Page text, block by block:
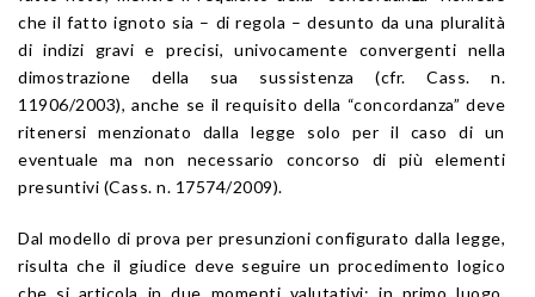
che il fatto ignoto sia – di regola – desunto da una pluralità
di indizi gravi e precisi, univocamente convergenti nella
dimostrazione della sua sussistenza (cfr. Cass. n.
11906/2003), anche se il requisito della “concordanza” deve
ritenersi menzionato dalla legge solo per il caso di un
eventuale ma non necessario concorso di più elementi
presuntivi (Cass. n. 17574/2009).
Dal modello di prova per presunzioni configurato dalla legge,
risulta che il giudice deve seguire un procedimento logico
che si articola in due momenti valutativi: in primo luogo,